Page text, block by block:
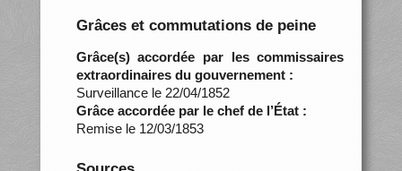
Grâces et commutations de peine
Grâce(s) accordée par les commissaires
extraordinaires du gouvernement :
Surveillance le 22/04/1852
Grâce accordée par le chef de l’État :
Remise le 12/03/1853